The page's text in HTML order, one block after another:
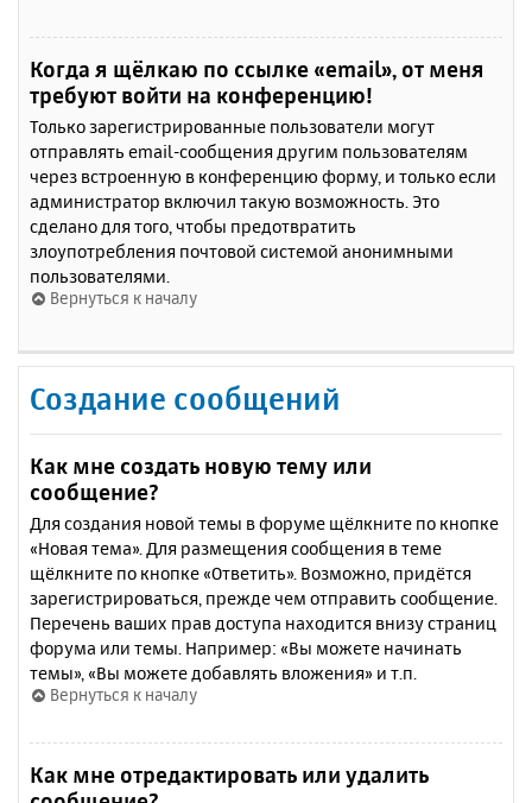
Когда я щёлкаю по ссылке «email», от меня
требуют войти на конференцию!
Только зарегистрированные пользователи могут
отправлять email-сообщения другим пользователям
через встроенную в конференцию форму, и только если
администратор включил такую возможность. Это
сделано для того, чтобы предотвратить
злоупотребления почтовой системой анонимными
пользователями.
Вернуться к началу
Создание сообщений
Как мне создать новую тему или
сообщение?
Для создания новой темы в форуме щёлкните по кнопке
«Новая тема». Для размещения сообщения в теме
щёлкните по кнопке «Ответить». Возможно, придётся
зарегистрироваться, прежде чем отправить сообщение.
Перечень ваших прав доступа находится внизу страниц
форума или темы. Например: «Вы можете начинать
темы», «Вы можете добавлять вложения» и т.п.
Вернуться к началу
Как мне отредактировать или удалить